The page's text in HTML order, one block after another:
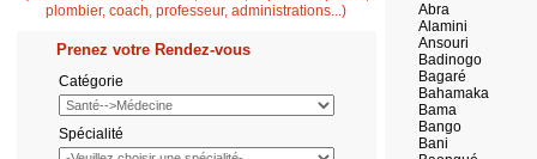
Prenez votre Rendez-vous
Catégorie
Spécialité
Abra
Alamini
Ansouri
Badinogo
Bagaré
Bahamaka
Bama
Bango
Bani